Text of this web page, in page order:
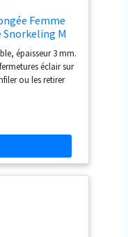
Femme
M
épaisseur 3 mm.
éclair sur
ou les retirer
vent : intérieur en
les jambes, pour
et garantir que
à l’intérieur. -
une meilleure
il nous
serez chaud